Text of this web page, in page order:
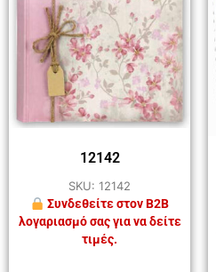
12142
SKU: 12142
Συνδεθείτε στον B2B
λογαριασμό σας για να δείτε
τιμές.